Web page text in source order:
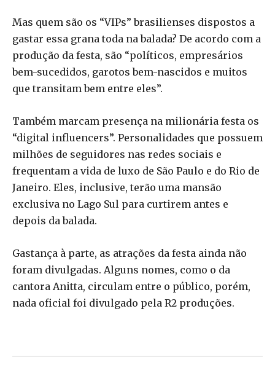
Mas quem são os “VIPs” brasilienses dispostos a
gastar essa grana toda na balada? De acordo com a
produção da festa, são “políticos, empresários
bem-sucedidos, garotos bem-nascidos e muitos
que transitam bem entre eles”.
Também marcam presença na milionária festa os
“digital influencers”. Personalidades que possuem
milhões de seguidores nas redes sociais e
frequentam a vida de luxo de São Paulo e do Rio de
Janeiro. Eles, inclusive, terão uma mansão
exclusiva no Lago Sul para curtirem antes e
depois da balada.
Gastança à parte, as atrações da festa ainda não
foram divulgadas. Alguns nomes, como o da
cantora Anitta, circulam entre o público, porém,
nada oficial foi divulgado pela R2 produções.